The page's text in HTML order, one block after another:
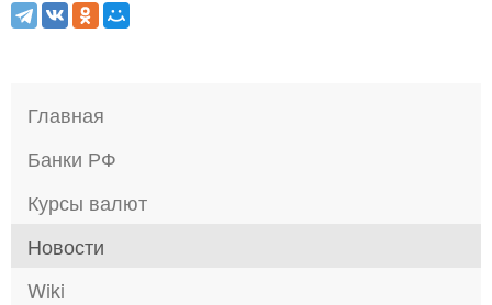
Главная
Банки РФ
Курсы валют
Новости
Wiki